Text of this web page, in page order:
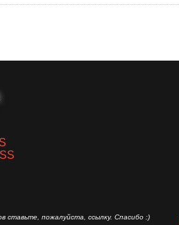
ставьте, пожалуйста, ссылку. Спасибо :)